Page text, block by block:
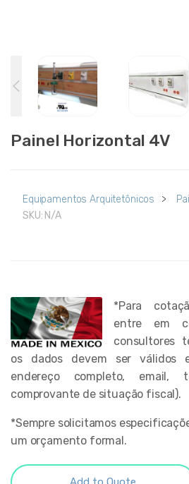
Painel Horizontal 4V
Equipamentos Arquitetônicos >
SKU: N/A
*Para
entre em
consultores
os dados devem ser válidos
endereço completo, email,
comprovante de situação fiscal).
*Sempre solicitamos
um orçamento formal.